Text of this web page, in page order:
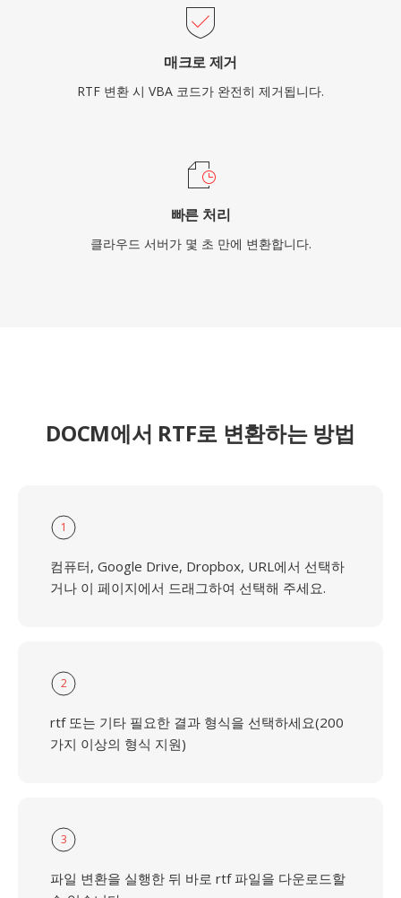
매크로 제거
RTF 변환 시 VBA 코드가 완전히 제거됩니다.
빠른 처리
클라우드 서버가 몇 초 만에 변환합니다.
DOCM에서 RTF로 변환하는 방법
1
컴퓨터, Google Drive, Dropbox, URL에서 선택하
거나 이 페이지에서 드래그하여 선택해 주세요.
2
rtf 또는 기타 필요한 결과 형식을 선택하세요(200
가지 이상의 형식 지원)
3
파일 변환을 실행한 뒤 바로 rtf 파일을 다운로드할